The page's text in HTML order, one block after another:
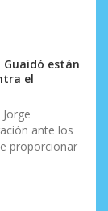
Guaidó están
el
ante los
proporcionar